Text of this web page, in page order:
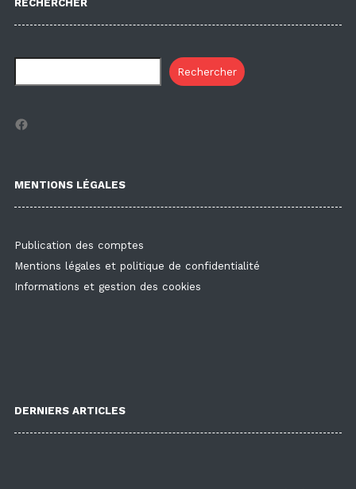
RECHERCHER
Rechercher
Facebook
MENTIONS LÉGALES
Publication des comptes
Mentions légales et politique de confidentialité
Informations et gestion des cookies
DERNIERS ARTICLES